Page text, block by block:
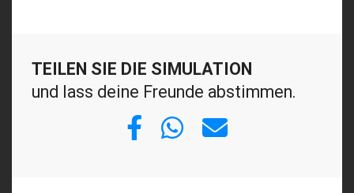
TEILEN SIE DIE SIMULATION
und lass deine Freunde abstimmen.